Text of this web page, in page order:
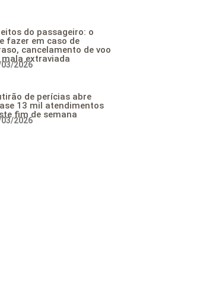
do passageiro: o
fazer em caso de
cancelamento de voo
mala extraviada
2026
de perícias abre
13 mil atendimentos
fim de semana
2026